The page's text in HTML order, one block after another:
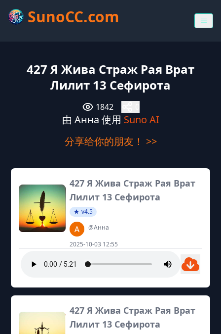
SunoCC.com
427 Я Жива Страж Рая Врат
Лилит 13 Сефирота
1842
由 Анна 使用 Suno AI
分享给你的朋友！ >>
427 Я Жива Страж Рая Врат
Лилит 13 Сефирота
v4.5
@Анна
2025-10-03 12:55
427 Я Жива Страж Рая Врат
Лилит 13 Сефирота